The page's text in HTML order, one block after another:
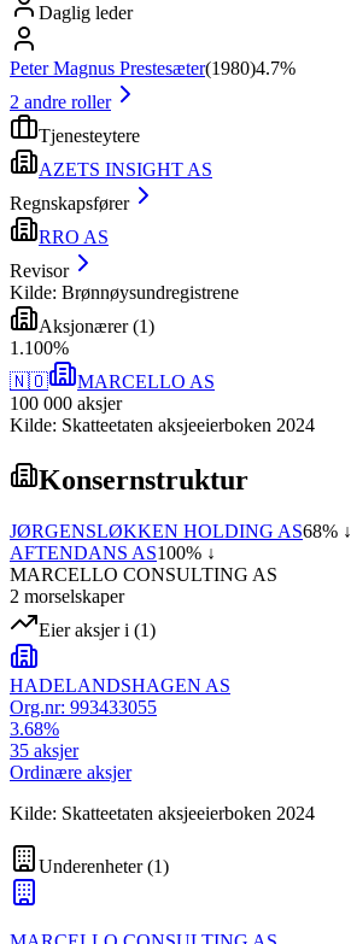
Daglig leder
Peter Magnus Prestesæter(1980)4.7%
2 andre roller
Tjenesteytere
AZETS INSIGHT AS
Regnskapsfører
RRO AS
Revisor
Kilde: Brønnøysundregistrene
Aksjonærer(1)
1 .100%
🇳🇴
MARCELLO AS
100 000 aksjer
Kilde: Skatteetaten aksjeeierboken 2024
Konsernstruktur
JØRGENSLØKKEN HOLDING AS68% ↓
AFTENDANS AS100% ↓
MARCELLO CONSULTING AS
2 morselskaper
Eier aksjer i (1)
HADELANDSHAGEN AS
Org.nr: 993433055
3.68%
35 aksjer
Ordinære aksjer
Kilde: Skatteetaten aksjeeierboken 2024
Underenheter(1)